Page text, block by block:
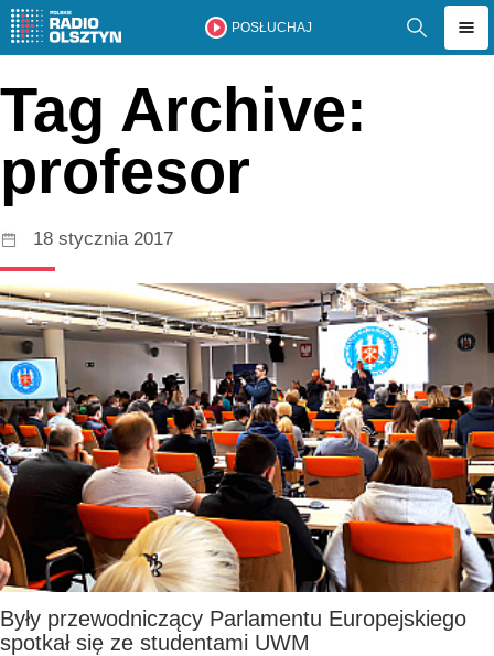
POSŁUCHAJ
Tag Archive:
profesor
18 stycznia 2017
Były przewodniczący Parlamentu Europejskiego
spotkał się ze studentami UWM